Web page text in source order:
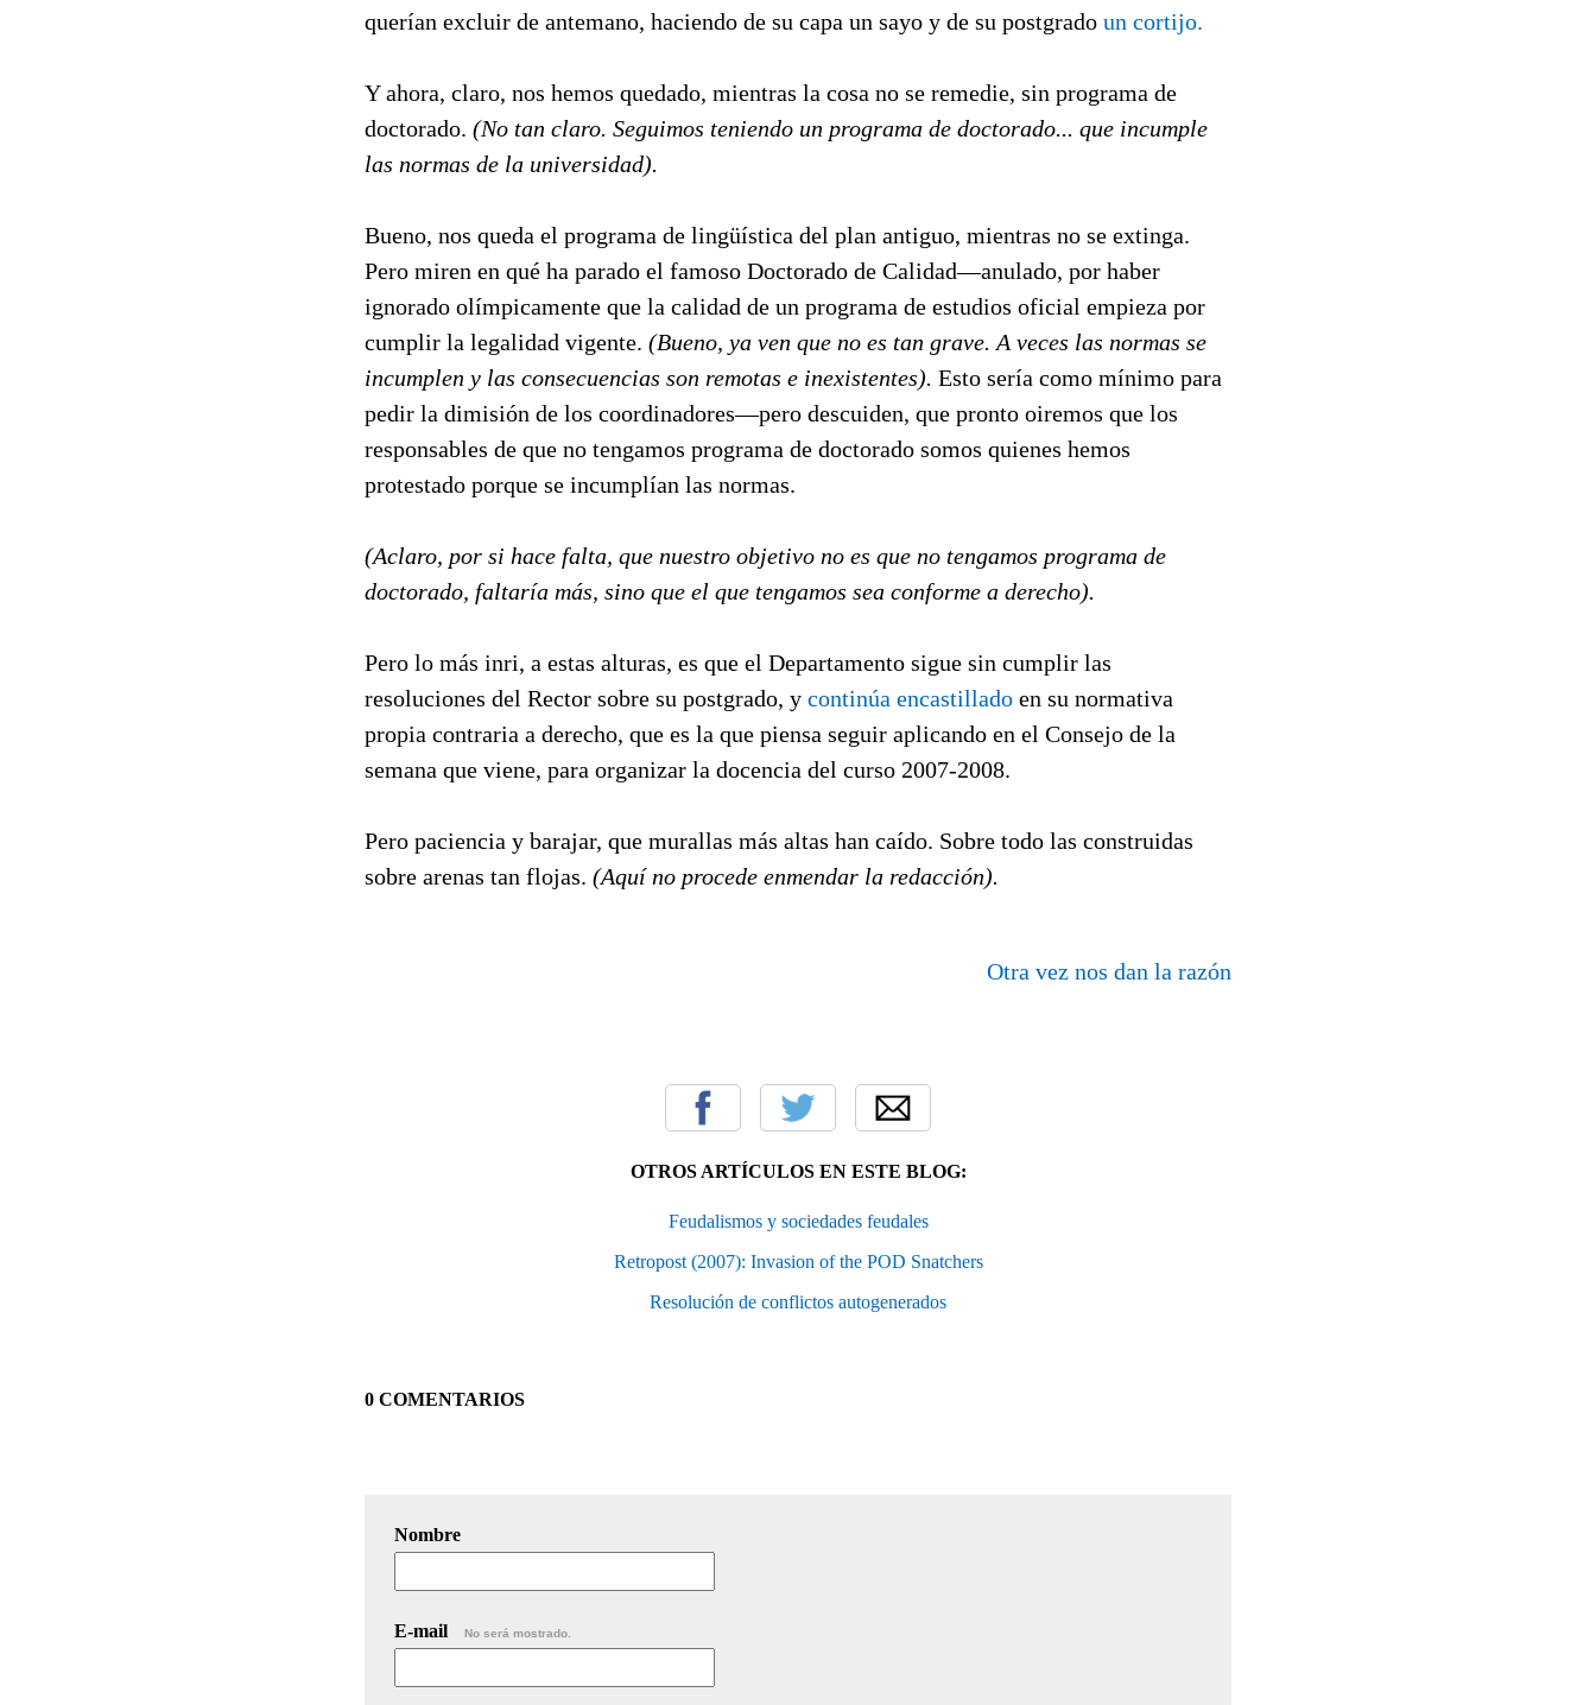
querían excluir de antemano, haciendo de su capa un sayo y de su postgrado un cortijo.
Y ahora, claro, nos hemos quedado, mientras la cosa no se remedie, sin programa de
doctorado. (No tan claro. Seguimos teniendo un programa de doctorado... que incumple
las normas de la universidad).
Bueno, nos queda el programa de lingüística del plan antiguo, mientras no se extinga.
Pero miren en qué ha parado el famoso Doctorado de Calidad—anulado, por haber
ignorado olímpicamente que la calidad de un programa de estudios oficial empieza por
cumplir la legalidad vigente. (Bueno, ya ven que no es tan grave. A veces las normas se
incumplen y las consecuencias son remotas e inexistentes). Esto sería como mínimo para
pedir la dimisión de los coordinadores—pero descuiden, que pronto oiremos que los
responsables de que no tengamos programa de doctorado somos quienes hemos
protestado porque se incumplían las normas.
(Aclaro, por si hace falta, que nuestro objetivo no es que no tengamos programa de
doctorado, faltaría más, sino que el que tengamos sea conforme a derecho).
Pero lo más inri, a estas alturas, es que el Departamento sigue sin cumplir las
resoluciones del Rector sobre su postgrado, y continúa encastillado en su normativa
propia contraria a derecho, que es la que piensa seguir aplicando en el Consejo de la
semana que viene, para organizar la docencia del curso 2007-2008.
Pero paciencia y barajar, que murallas más altas han caído. Sobre todo las construidas
sobre arenas tan flojas. (Aquí no procede enmendar la redacción).
Otra vez nos dan la razón
OTROS ARTÍCULOS EN ESTE BLOG:
Feudalismos y sociedades feudales
Retropost (2007): Invasion of the POD Snatchers
Resolución de conflictos autogenerados
0 COMENTARIOS
Nombre
E-mail No será mostrado.